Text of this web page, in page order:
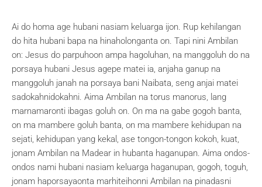
Ai do homa age hubani nasiam keluarga ijon. Rup kehilangan
do hita hubani bapa na hinaholonganta on. Tapi nini Ambilan
on: Jesus do parpuhoon ampa hagoluhan, na manggoluh do na
porsaya hubani Jesus agepe matei ia, anjaha ganup na
manggoluh janah na porsaya bani Naibata, seng anjai matei
sadokahnidokahni. Aima Ambilan na torus manorus, lang
marnamaronti ibagas goluh on. On ma na gabe gogoh banta,
on ma mambere goluh banta, on ma mambere kehidupan na
sejati, kehidupan yang kekal, ase tongon-tongon kokoh, kuat,
jonam Ambilan na Madear in hubanta haganupan. Aima ondos-
ondos nami hubani nasiam keluarga haganupan, gogoh, toguh,
jonam haporsayaonta marhiteihonni Ambilan na pinadasni